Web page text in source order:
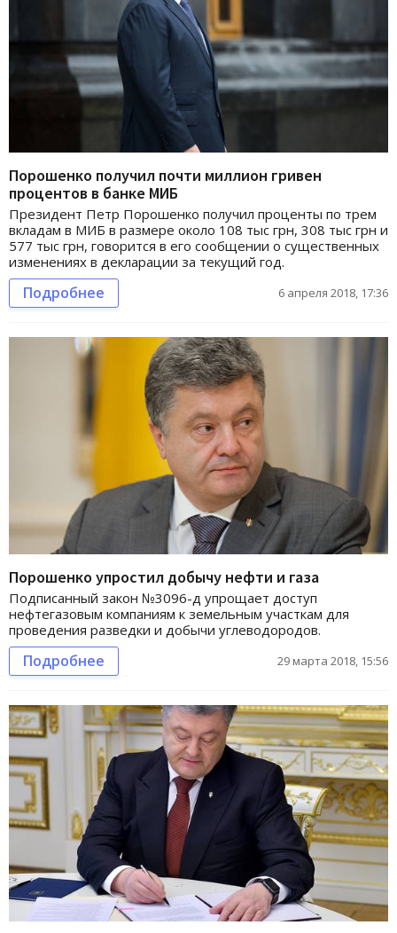
Порошенко получил почти миллион гривен
процентов в банке МИБ
Президент Петр Порошенко получил проценты по трем
вкладам в МИБ в размере около 108 тыс грн, 308 тыс грн и
577 тыс грн, говорится в его сообщении о существенных
изменениях в декларации за текущий год.
Подробнее 6 апреля 2018, 17:36
Порошенко упростил добычу нефти и газа
Подписанный закон №3096-д упрощает доступ
нефтегазовым компаниям к земельным участкам для
проведения разведки и добычи углеводородов.
Подробнее 29 марта 2018, 15:56